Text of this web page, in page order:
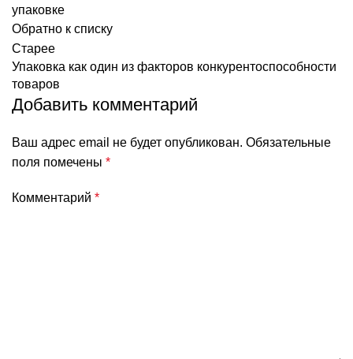
упаковке
Обратно к списку
Старее
Упаковка как один из факторов конкурентоспособности
товаров
Добавить комментарий
Ваш адрес email не будет опубликован. Обязательные
поля помечены *
Комментарий *